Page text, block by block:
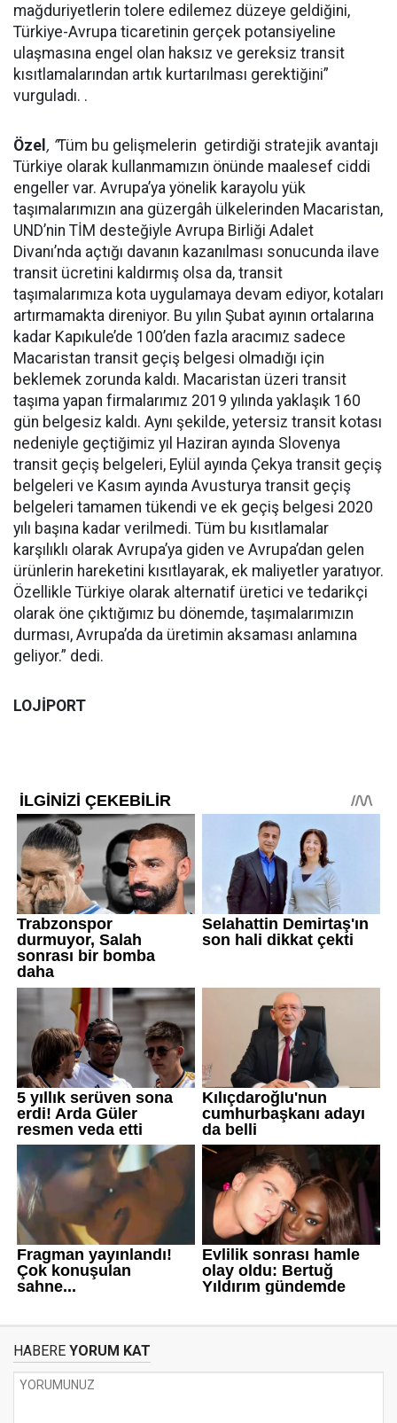
mağduriyetlerin tolere edilemez düzeye geldiğini,
Türkiye-Avrupa ticaretinin gerçek potansiyeline
ulaşmasına engel olan haksız ve gereksiz transit
kısıtlamalarından artık kurtarılması gerektiğini”
vurguladı. .
Özel , “Tüm bu gelişmelerin getirdiği stratejik avantajı
Türkiye olarak kullanmamızın önünde maalesef ciddi
engeller var. Avrupa’ya yönelik karayolu yük
taşımalarımızın ana güzergâh ülkelerinden Macaristan,
UND’nin TİM desteğiyle Avrupa Birliği Adalet
Divanı’nda açtığı davanın kazanılması sonucunda ilave
transit ücretini kaldırmış olsa da, transit
taşımalarımıza kota uygulamaya devam ediyor, kotaları
artırmamakta direniyor. Bu yılın Şubat ayının ortalarına
kadar Kapıkule’de 100’den fazla aracımız sadece
Macaristan transit geçiş belgesi olmadığı için
beklemek zorunda kaldı. Macaristan üzeri transit
taşıma yapan firmalarımız 2019 yılında yaklaşık 160
gün belgesiz kaldı. Aynı şekilde, yetersiz transit kotası
nedeniyle geçtiğimiz yıl Haziran ayında Slovenya
transit geçiş belgeleri, Eylül ayında Çekya transit geçiş
belgeleri ve Kasım ayında Avusturya transit geçiş
belgeleri tamamen tükendi ve ek geçiş belgesi 2020
yılı başına kadar verilmedi. Tüm bu kısıtlamalar
karşılıklı olarak Avrupa’ya giden ve Avrupa’dan gelen
ürünlerin hareketini kısıtlayarak, ek maliyetler yaratıyor.
Özellikle Türkiye olarak alternatif üretici ve tedarikçi
olarak öne çıktığımız bu dönemde, taşımalarımızın
durması, Avrupa’da da üretimin aksaması anlamına
geliyor.” dedi.
LOJİPORT
HABERE YORUM KAT